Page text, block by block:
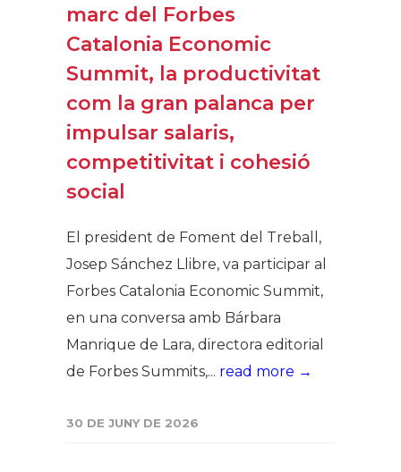
marc del Forbes
Catalonia Economic
Summit, la productivitat
com la gran palanca per
impulsar salaris,
competitivitat i cohesió
social
El president de Foment del Treball,
Josep Sánchez Llibre, va participar al
Forbes Catalonia Economic Summit,
en una conversa amb Bárbara
Manrique de Lara, directora editorial
de Forbes Summits,... read more →
30 DE JUNY DE 2026